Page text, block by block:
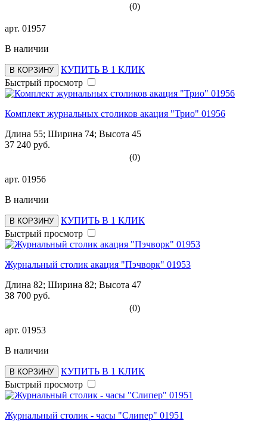
(0)
арт. 01957
В наличии
В КОРЗИНУ
КУПИТЬ В 1 КЛИК
Быстрый просмотр
Комплект журнальных столиков акация "Трио" 01956
Длина 55; Ширина 74; Высота 45
37 240 руб.
(0)
арт. 01956
В наличии
В КОРЗИНУ
КУПИТЬ В 1 КЛИК
Быстрый просмотр
Журнальный столик акация "Пэчворк" 01953
Длина 82; Ширина 82; Высота 47
38 700 руб.
(0)
арт. 01953
В наличии
В КОРЗИНУ
КУПИТЬ В 1 КЛИК
Быстрый просмотр
Журнальный столик - часы "Слипер" 01951